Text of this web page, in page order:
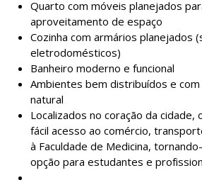
Quarto com móveis planejados
aproveitamento de espaço
Cozinha com armários planejados
eletrodomésticos)
Banheiro moderno e funcional
Ambientes bem distribuídos e
natural
Localizados no coração da
fácil acesso ao comércio,
à Faculdade de Medicina,
opção para estudantes e